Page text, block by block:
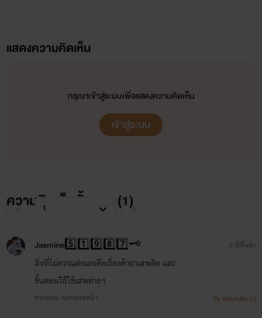
แต่ทั้งนี้จะราคาไม่พิเศษเท่ากับตอนเปิดตัวขาย 14 วันแรก ฝากคุณรี้ดเอ็นดูลูกรักช่วงเปิดขายครั้งแรก
แสดงความคิดเห็น
กรุณาเข้าสู่ระบบเพื่อแสดงความคิดเห็น
เข้าสู่ระบบ
ความคิดเห็นทั้งหมด (1)
Jasmine5️⃣1️⃣9️⃣8️⃣7️⃣🗝
สิ่งที่ไม่ควรแต่งเลยคือเรื่องค้ายาเสพติด และ
ขั้นตอนวิธีใช้เสพต่างๆ
จากตอน: นรกตรงหน้า
3 ปีที่แล้ว
ตอบกลับ (1)